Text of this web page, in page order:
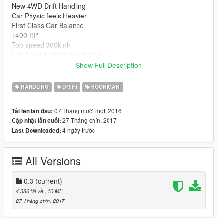
New 4WD Drift Handling
Car Physic feels Heavier
First Class Car Balance
1400 HP
Top speed 300kmh
Install:
Handling.meta
Vehicles.meta
\mods\update\x64\dlcpacks\fordhv2\dlc.rpf\data
V2
https://www.youtube.com/watch?v=Hg6L_7qLIEQ
Show Full Description
HANDLING DRIFT HOONIGAN
Tải lên lần đầu: 07 Tháng mười một, 2016
Cập nhật lần cuối: 27 Tháng chín, 2017
Last Downloaded: 4 ngày trước
All Versions
0.3 (current)
4.386 tải về
, 10 MB
27 Tháng chín, 2017